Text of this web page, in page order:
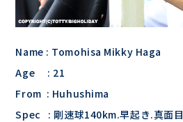
Name : Tomohisa Mikky Haga
Age : 21
From : Huhushima
Spec : 剛速球140km.早起き.真面目